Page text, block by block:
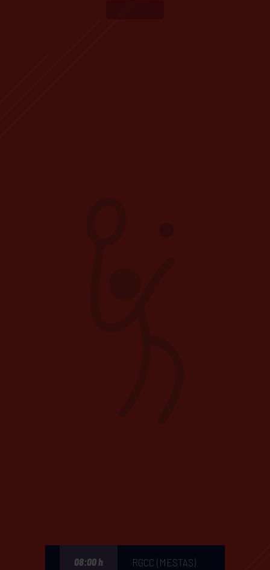
08:00 h RGCC (MESTAS)